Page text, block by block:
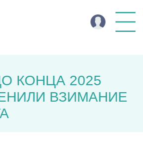
КОНЦА 2025
ВЗИМАНИЕ